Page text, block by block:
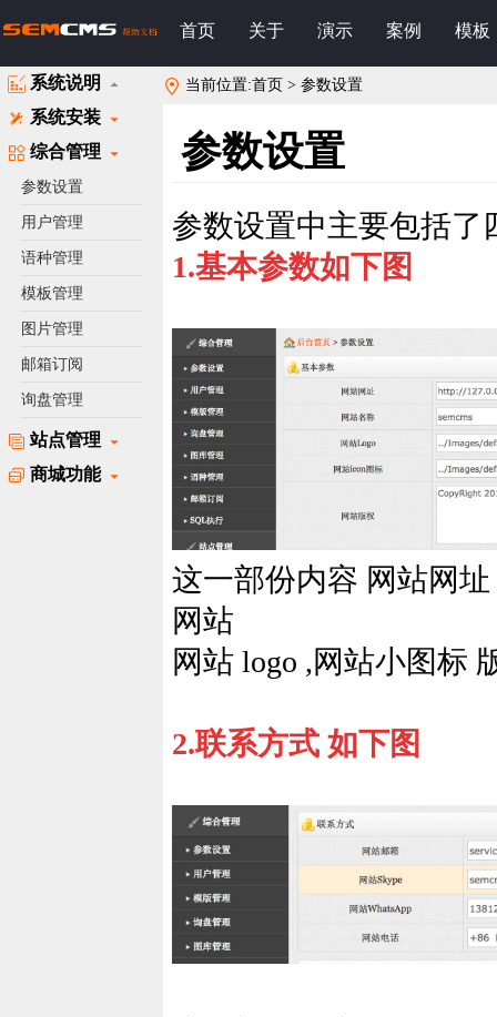
首页 关于 演示 案例 模板
系统说明
系统安装
综合管理
参数设置
用户管理
语种管理
模板管理
图片管理
邮箱订阅
询盘管理
站点管理
商城功能
当前位置:首页 > 参数设置
参数设置
参数设置中主要包括了
1.基本参数如下图
这一部份内容 网站网
网站
网站 logo ,网站小图标
2.联系方式 如下图